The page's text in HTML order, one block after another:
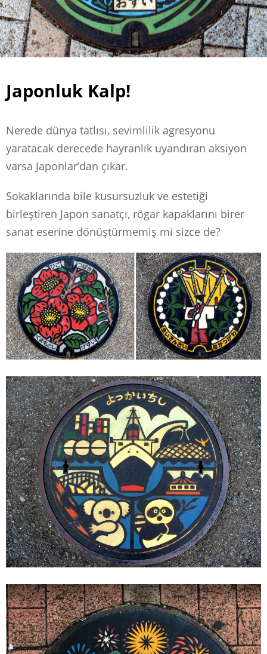
Japonluk Kalp!
Nerede dünya tatlısı, sevimlilik agresyonu
yaratacak derecede hayranlık uyandıran aksiyon
varsa Japonlar’dan çıkar.
Sokaklarında bile kusursuzluk ve estetiği
birleştiren Japon sanatçı, rögar kapaklarını birer
sanat eserine dönüştürmemiş mi sizce de?